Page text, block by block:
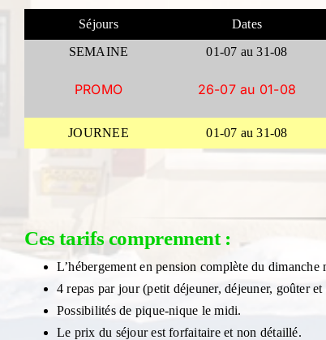
Séjours Dates
SEMAINE
PROMO
01-07 au 31-08
26-07 au 01-08
JOURNEE 01-07 au 31-08
Ces tarifs comprennent :
L’hébergement en pension complète du
4 repas par jour (petit déjeuner, déjeuner, goûter
Possibilités de pique-nique le midi.
Le prix du séjour est forfaitaire et non détaillé.